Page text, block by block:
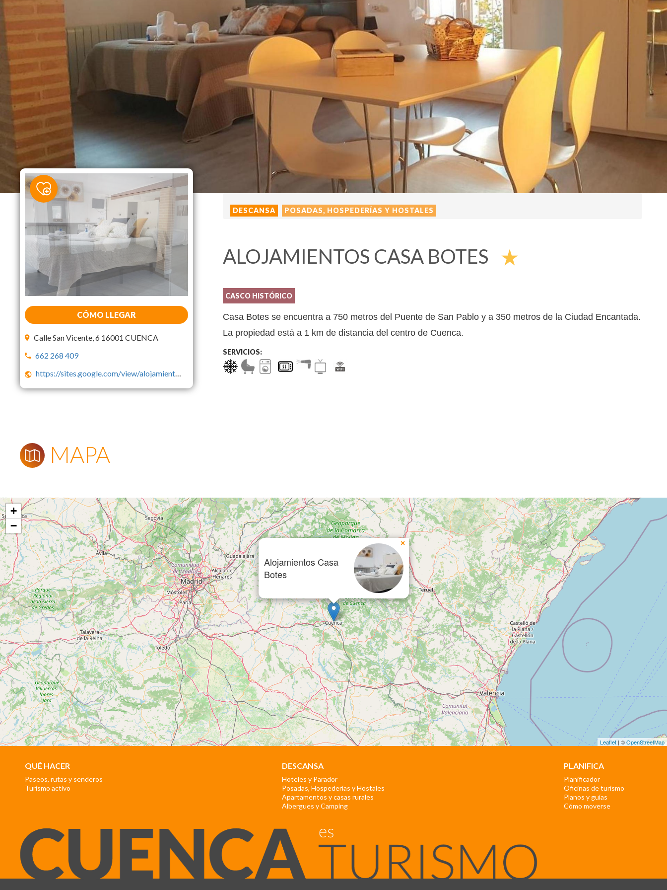
CÓMO LLEGAR
Calle San Vicente, 6 16001 CUENCA
662 268 409
https://sites.google.com/view/alojamientos-casa-botes/
DESCANSA POSADAS, HOSPEDERÍAS Y HOSTALES
ALOJAMIENTOS CASA BOTES star_rate
CASCO HISTÓRICO
Casa Botes se encuentra a 750 metros del Puente de San Pablo y a 350 metros de la Ciudad Encantada.
La propiedad está a 1 km de distancia del centro de Cuenca.
SERVICIOS:
MAPA
Alojamientos Casa
Botes
×
+
−
Leaflet | ©OpenStreetMap
QUÉ HACER
Paseos, rutas y senderos
Turismo activo
DESCANSA
Hoteles y Parador
Posadas, Hospederías y Hostales
Apartamentos y casas rurales
Albergues y Camping
PLANIFICA
Planificador
Oficinas de turismo
Planos y guías
Cómo moverse